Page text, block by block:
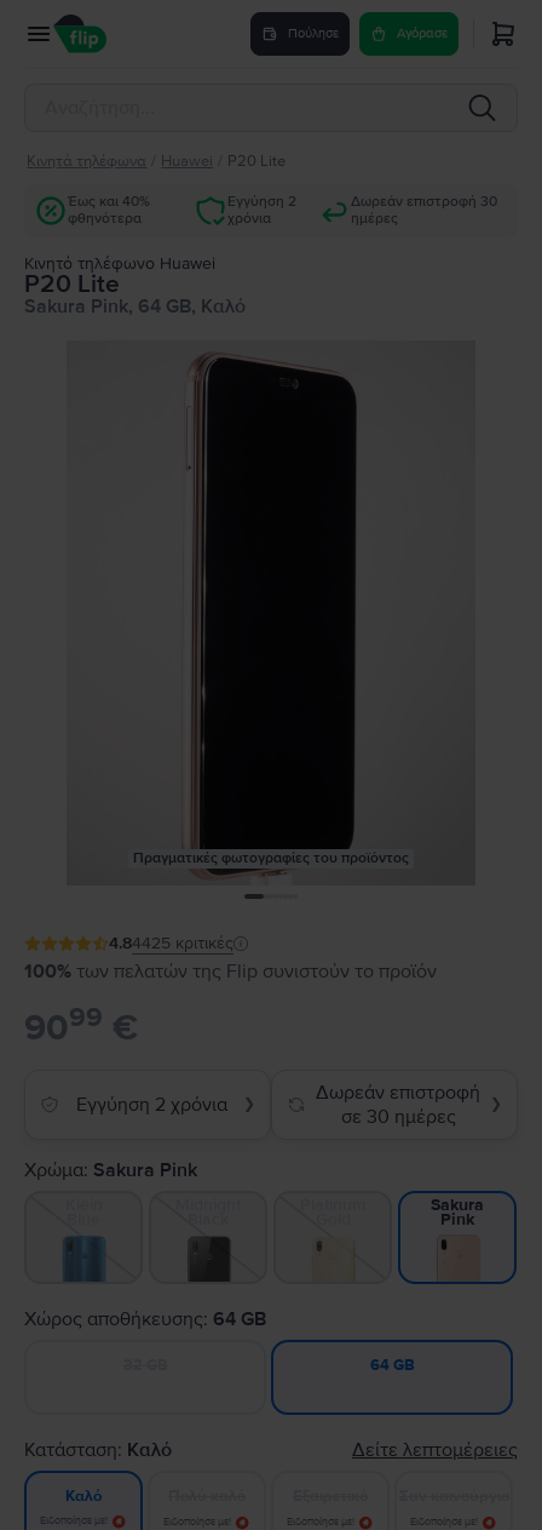
Πούλησε Αγόρασε
Κινητά τηλέφωνα Huawei P20 Lite
Έως και 40%
φθηνότερα
Εγγύηση 2
χρόνια
Δωρεάν επιστροφή 30
ημέρες
Κινητό τηλέφωνο Huawei
P20 Lite
Sakura Pink, 64 GB, Καλό
Πραγματικές φωτογραφίες του προϊόντος
4.84425 κριτικές
100% των πελατών της Flip συνιστούν το προϊόν
9099 €
Εγγύηση 2 χρόνια ❯
Δωρεάν επιστροφή
σε 30 ημέρες
❯
Χρώμα: Sakura Pink
Sakura
Pink
Χώρος αποθήκευσης: 64 GB
64 GB
Κατάσταση: Καλό Δείτε λεπτομέρειες
Καλό
Ειδοποίησε με! Ειδοποίησε με! Ειδοποίησε με! Ειδοποίησε με!